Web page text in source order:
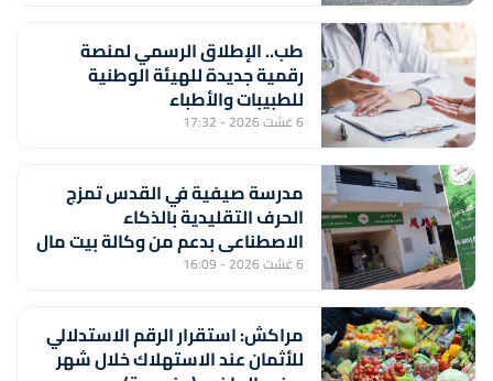
طب.. الإطلاق الرسمي لمنصة
رقمية جديدة للهيئة الوطنية
للطبيبات والأطباء
6 غشت 2026 - 17:32
مدرسة صيفية في القدس تمزج
الحرف التقليدية بالذكاء
الاصطناعي بدعم من وكالة بيت مال
القدس الشريف
6 غشت 2026 - 16:09
مراكش: استقرار الرقم الاستدلالي
للأثمان عند الاستهلاك خلال شهر